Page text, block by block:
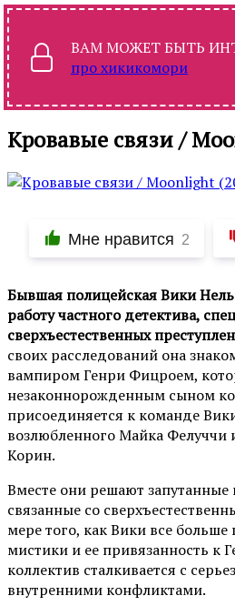
ВАМ МОЖЕТ БЫТЬ
про хикикомори
Кровавые связи /
Мне нравится 2
Бывшая полицейская Вики
работу частного детектива,
сверхъестественных
своих расследований она
вампиром Генри Фицроем,
незаконнорожденным сыном
присоединяется к команде
возлюбленного Майка
Корин.
Вместе они решают запутанные
связанные со
мере того, как Вики все
мистики и ее привязанность к
коллектив сталкивается с
внутренними конфликтами.